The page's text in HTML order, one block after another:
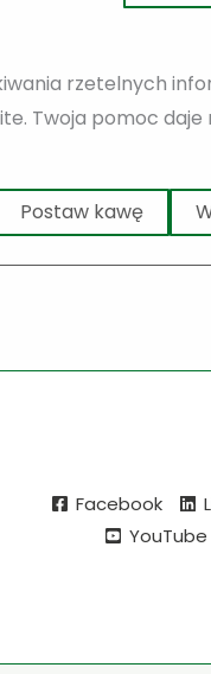
rzetelnych
Twoja pomoc
Postaw kawę
Facebook
YouTube